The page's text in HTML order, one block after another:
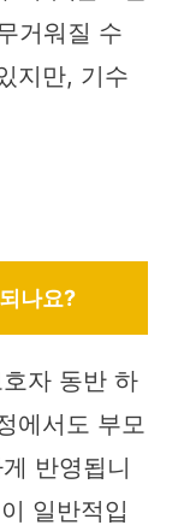
거워질 수
지만, 기수
나요?
자 동반 하
에서도 부모
반영됩니
일반적입